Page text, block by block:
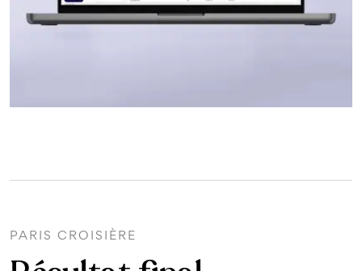
PARIS CROISIÈRE